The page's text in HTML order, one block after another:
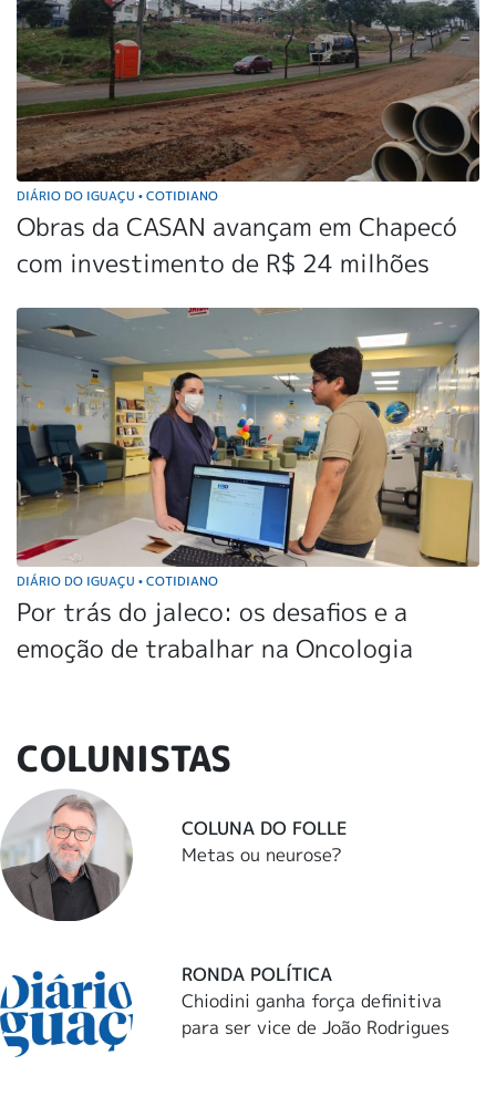
DIÁRIO DO IGUAÇU • COTIDIANO
Obras da CASAN avançam em Chapecó
com investimento de R$ 24 milhões
DIÁRIO DO IGUAÇU • COTIDIANO
Por trás do jaleco: os desafios e a
emoção de trabalhar na Oncologia
COLUNISTAS
COLUNA DO FOLLE
Metas ou neurose?
RONDA POLÍTICA
Chiodini ganha força definitiva
para ser vice de João Rodrigues